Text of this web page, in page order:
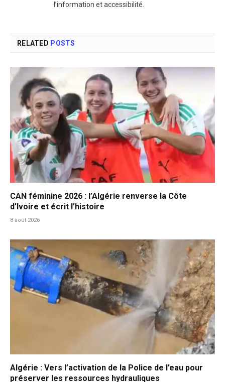
l’information et accessibilité.
RELATED POSTS
CAN féminine 2026 : l’Algérie renverse la Côte
d’Ivoire et écrit l’histoire
8 août 2026
Algérie : Vers l’activation de la Police de l’eau pour
préserver les ressources hydrauliques